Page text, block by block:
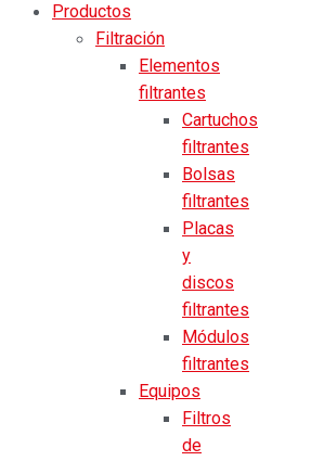
Productos
Filtración
Elementos
filtrantes
Cartuchos
filtrantes
Bolsas
filtrantes
Placas
y
discos
filtrantes
Módulos
filtrantes
Equipos
Filtros
de